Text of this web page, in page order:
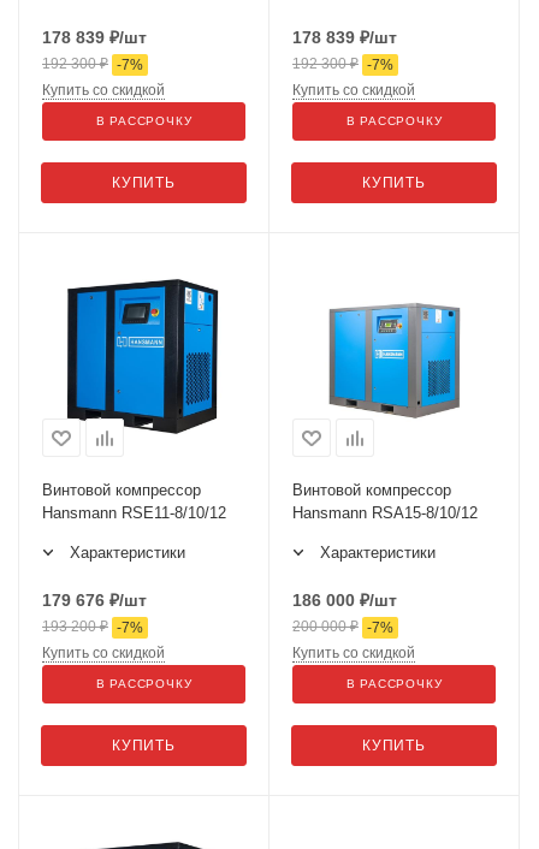
178 839 ₽/шт
192 300₽ -7%
КУПИТЬ
Купить со скидкой
В РАССРОЧКУ
178 839 ₽/шт
192 300₽ -7%
КУПИТЬ
Купить со скидкой
В РАССРОЧКУ
Винтовой компрессор
Hansmann RSE11-8/10/12
Характеристики
179 676 ₽/шт
193 200₽ -7%
КУПИТЬ
Купить со скидкой
В РАССРОЧКУ
Винтовой компрессор
Hansmann RSA15-8/10/12
Характеристики
186 000 ₽/шт
200 000₽ -7%
КУПИТЬ
Купить со скидкой
В РАССРОЧКУ